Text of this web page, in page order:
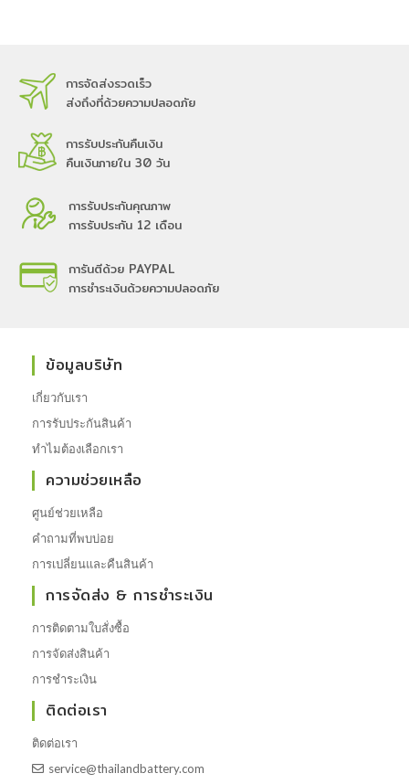
การจัดส่งรวดเร็ว
ส่งถึงที่ด้วยความปลอดภัย
การรับประกันคืนเงิน
คืนเงินภายใน 30 วัน
การรับประกันคุณภาพ
การรับประกัน 12 เดือน
การันตีด้วย PAYPAL
การชำระเงินด้วยความปลอดภัย
ข้อมูลบริษัท
เกี่ยวกับเรา
การรับประกันสินค้า
ทำไมต้องเลือกเรา
ความช่วยเหลือ
ศูนย์ช่วยเหลือ
คำถามที่พบบ่อย
การเปลี่ยนและคืนสินค้า
การจัดส่ง & การชำระเงิน
การติดตามใบสั่งซื้อ
การจัดส่งสินค้า
การชำระเงิน
ติดต่อเรา
ติดต่อเรา
service@thailandbattery.com